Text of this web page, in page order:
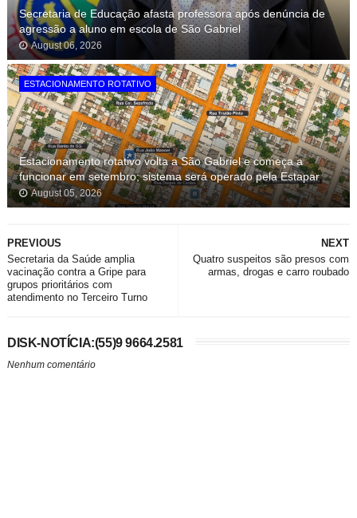
Secretaria de Educação afasta professora após denúncia de
agressão a aluno em escola de São Gabriel
August 06, 2026
ESTACIONAMENTO ROTATIVO
Estacionamento rotativo volta a São Gabriel e começa a
funcionar em setembro; sistema será operado pela Estapar
August 05, 2026
NEXT
Quatro suspeitos são presos com
armas, drogas e carro roubado
PREVIOUS
Secretaria da Saúde amplia
vacinação contra a Gripe para
grupos prioritários com
atendimento no Terceiro Turno
DISK-NOTÍCIA:(55)9 9664.2581
Nenhum comentário